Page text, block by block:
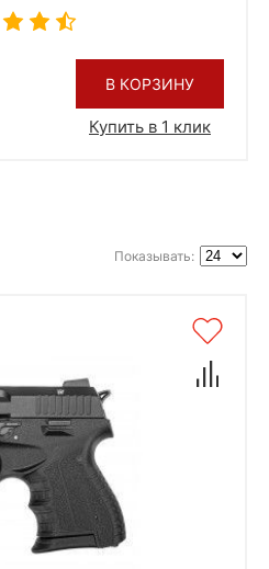
В КОРЗИНУ
Купить в 1 клик
Показывать: